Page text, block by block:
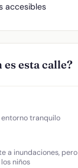
accesibles
esta calle?
tranquilo
a inundaciones, pero
niños